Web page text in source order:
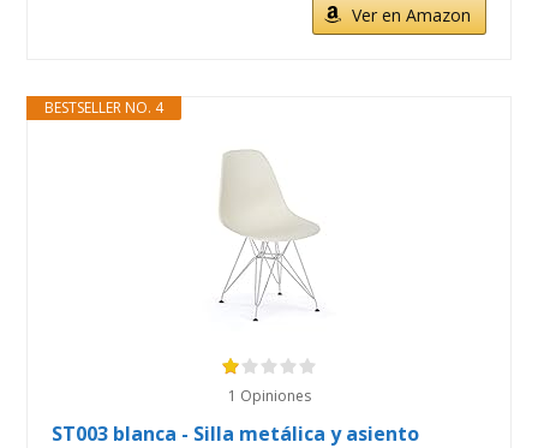
Ver en Amazon
BESTSELLER NO. 4
1 Opiniones
ST003 blanca - Silla metálica y asiento